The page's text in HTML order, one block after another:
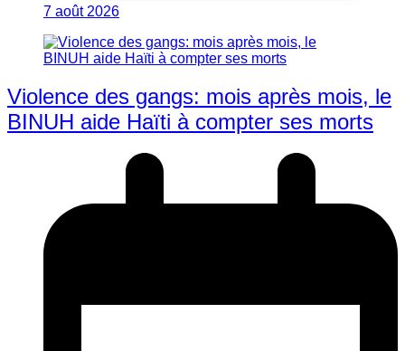
7 août 2026
Violence des gangs: mois après mois, le
BINUH aide Haïti à compter ses morts